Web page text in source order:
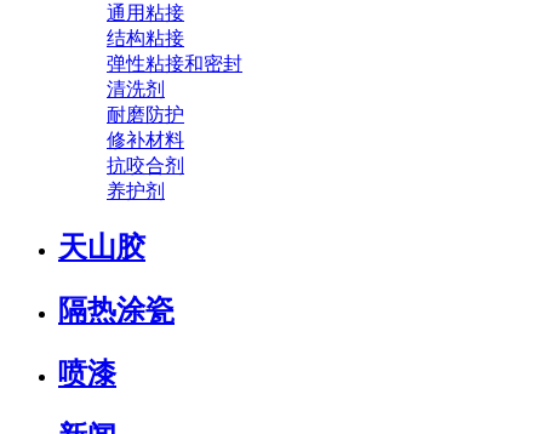
通用粘接
结构粘接
弹性粘接和密封
清洗剂
耐磨防护
修补材料
抗咬合剂
养护剂
天山胶
隔热涂瓷
喷漆